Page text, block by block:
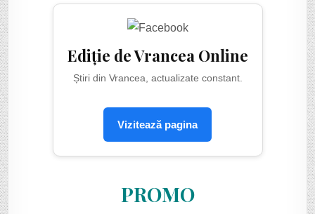
Ediție de Vrancea Online
Știri din Vrancea, actualizate constant.
Vizitează pagina
PROMO